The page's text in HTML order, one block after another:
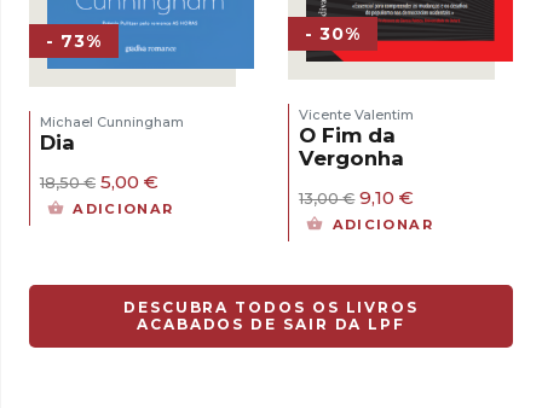
- 73%
Michael Cunningham
Dia
18,50€ O
preço
original
5,00 €
preço
atual
ADICIONAR
- 30%
Vicente Valentim
O Fim da
Vergonha
13,00€ O
preço
original
9,10€
preço
atual
ADICIONAR
DESCUBRA TODOS OS LIVROS
ACABADOS DE SAIR DA LPF